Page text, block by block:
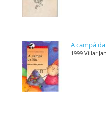
A campá
1999 Villar